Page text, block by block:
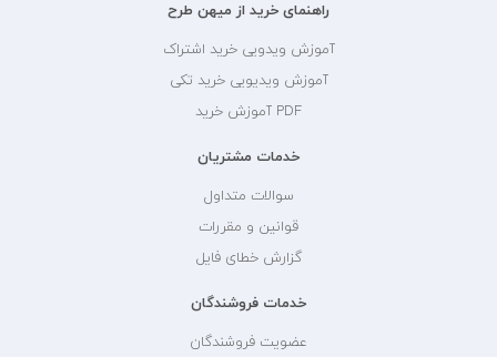
راهنمای خرید از میهن طرح
آموزش ویدویی خرید اشتراک
آموزش ویدیویی خرید تکی
PDF آموزش خرید
خدمات مشتریان
سوالات متداول
قوانین و مقررات
گزارش خطای فایل
خدمات فروشندگان
عضویت فروشندگان